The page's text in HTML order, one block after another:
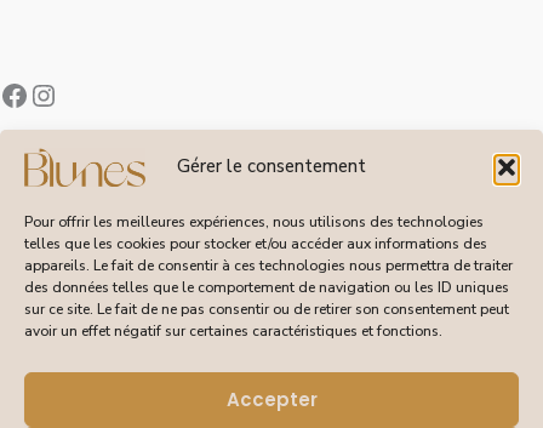
Gérer le consentement
Pour offrir les meilleures expériences, nous utilisons des technologies
telles que les cookies pour stocker et/ou accéder aux informations des
appareils. Le fait de consentir à ces technologies nous permettra de traiter
des données telles que le comportement de navigation ou les ID uniques
sur ce site. Le fait de ne pas consentir ou de retirer son consentement peut
avoir un effet négatif sur certaines caractéristiques et fonctions.
Accepter
Contact
À Propos de Blunes
CGV
Livraisons et Retours
Mentions Légales
Politique de Confidentialité